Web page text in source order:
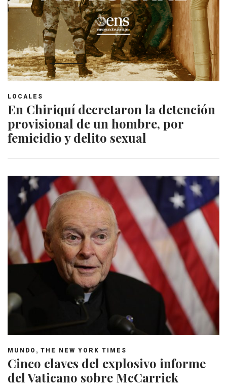
LOCALES
En Chiriquí decretaron la detención
provisional de un hombre, por
femicidio y delito sexual
MUNDO , THE NEW YORK TIMES
Cinco claves del explosivo informe
del Vaticano sobre McCarrick